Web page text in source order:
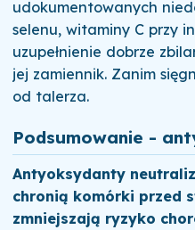
udokumentowanych
selenu, witaminy C przy
uzupełnienie dobrze
jej zamiennik. Zanim
od talerza.
Podsumowanie -
Antyoksydanty
chronią komórki przed
zmniejszają ryzyko